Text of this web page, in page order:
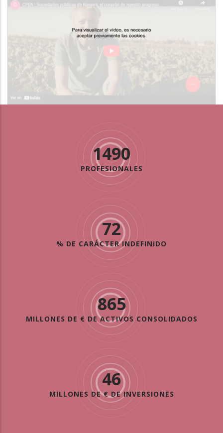
1490
PROFESIONALES
72
% DE CARÁCTER INDEFINIDO
865
MILLONES DE € DE ACTIVOS CONSOLIDADOS
46
MILLONES DE € DE INVERSIONES